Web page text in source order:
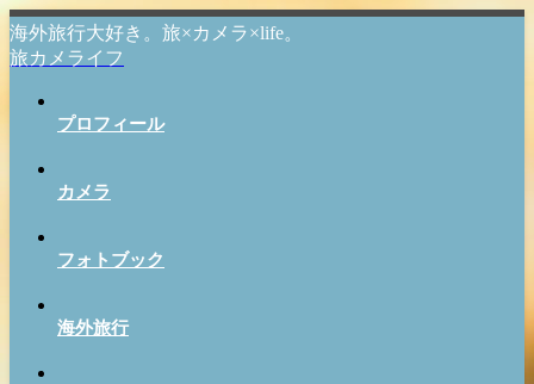
海外旅行大好き。旅×カメラ×life。
旅カメライフ
プロフィール
カメラ
フォトブック
海外旅行